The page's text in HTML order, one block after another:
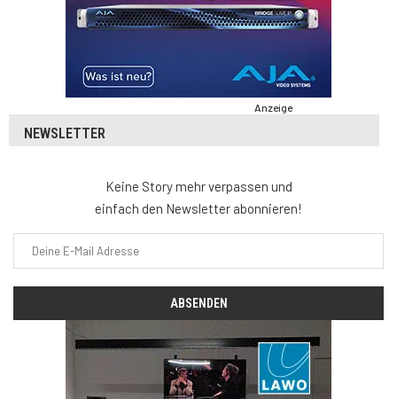
Anzeige
NEWSLETTER
Keine Story mehr verpassen und
einfach den Newsletter abonnieren!